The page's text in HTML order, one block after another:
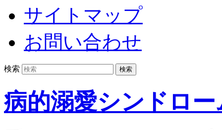
サイトマップ
お問い合わせ
検索
病的溺愛シンドロー